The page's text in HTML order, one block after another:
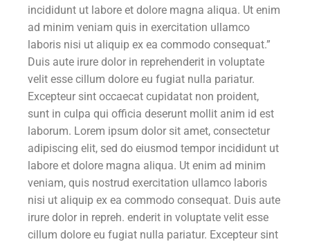
incididunt ut labore et dolore magna aliqua. Ut enim
ad minim veniam quis in exercitation ullamco
laboris nisi ut aliquip ex ea commodo consequat.”
Duis aute irure dolor in reprehenderit in voluptate
velit esse cillum dolore eu fugiat nulla pariatur.
Excepteur sint occaecat cupidatat non proident,
sunt in culpa qui officia deserunt mollit anim id est
laborum. Lorem ipsum dolor sit amet, consectetur
adipiscing elit, sed do eiusmod tempor incididunt ut
labore et dolore magna aliqua. Ut enim ad minim
veniam, quis nostrud exercitation ullamco laboris
nisi ut aliquip ex ea commodo consequat. Duis aute
irure dolor in repreh. enderit in voluptate velit esse
cillum dolore eu fugiat nulla pariatur. Excepteur sint